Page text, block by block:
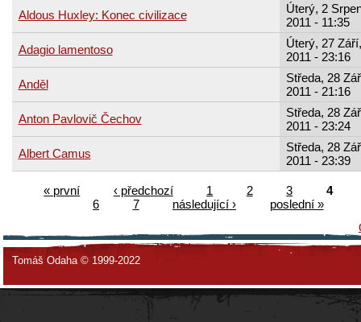
Aldous Huxley: Konec civilizace
Úterý, 2
2011 - 11:35
Adagio lamentoso
Úterý, 27 Září,
2011 - 23:16
Anděl
Středa, 28
2011 - 21:16
Anton Pavlovič Čechov
Středa, 28
2011 - 23:24
Albert Camus
Středa, 28
2011 - 23:39
« první ‹ předchozí 1 2 3
4
6
7 následující ›
poslední »
Tomáš Odaha © 1999-2022